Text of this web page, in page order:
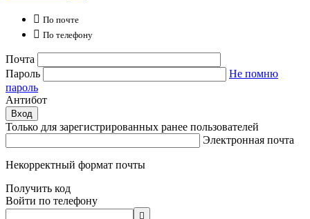
 По почте
 По телефону
Почта
Пароль
Не помню
пароль
Антибот
Вход
Только для зарегистрированных ранее пользователей
Электронная почта
Некорректный формат почты
Получить код
Войти по телефону
